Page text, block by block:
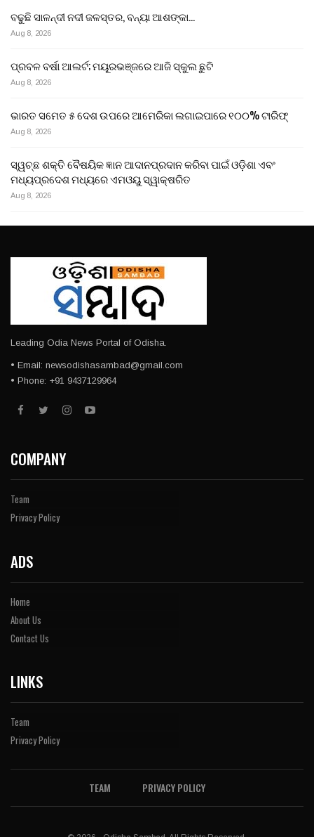
ବଢୁଛି ସାଳନ୍ଦୀ ନଦୀ ଜଳସ୍ତର, ବନ୍ୟା ଆଶଙ୍କା…
Aug 8, 2026
ପ୍ରବଳ ବର୍ଷା ଆଲର୍ଟ; ମୟୂରଭଞ୍ଜରେ ଆଜି ସ୍କୁଲ ଛୁଟି
Aug 8, 2026
ଭାରତ ସମେତ ୫ ଦେଶ ଉପରେ ଆମେରିକା ଲଗାଇପାରେ ୧୦୦% ଟାରିଫ୍
Aug 8, 2026
ସ୍ୱଚ୍ଛ ଶକ୍ତି ବୈଷୟିକ ଜ୍ଞାନ ଆଦାନପ୍ରଦାନ କରିବା ପାଇଁ ଓଡ଼ିଶା ଏବଂ
ମଧ୍ୟପ୍ରଦେଶ ମଧ୍ୟରେ ଏମଓୟୁ ସ୍ୱାକ୍ଷରିତ
Aug 8, 2026
Leading Odia News Portal of Odisha.
• Email: newsodishasambad@gmail.com
• Phone: +91 9437129964
COMPANY
Team
Privacy Policy
ADS
Home
About Us
Contact Us
LINKS
Team
Privacy Policy
TEAM PRIVACY POLICY